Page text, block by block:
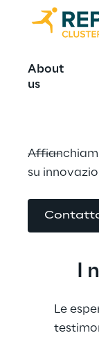
About
us
su
I
Le